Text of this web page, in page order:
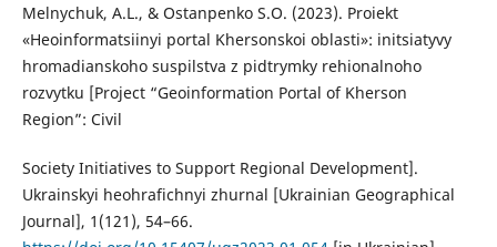
Melnychuk, A.L., & Ostanpenko S.O. (2023). Proiekt
«Heoinformatsiinyi portal Khersonskoi oblasti»: initsiatyvy
hromadianskoho suspilstva z pidtrymky rehionalnoho
rozvytku [Project “Geoinformation Portal of Kherson
Region”: Civil
Society Initiatives to Support Regional Development].
Ukrainskyi heohrafichnyi zhurnal [Ukrainian Geographical
Journal], 1(121), 54–66.